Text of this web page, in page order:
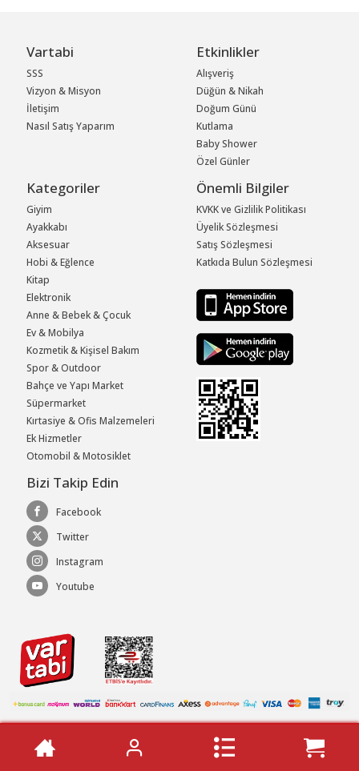
Vartabi
SSS
Vizyon & Misyon
İletişim
Nasıl Satış Yaparım
Etkinlikler
Alışveriş
Düğün & Nikah
Doğum Günü
Kutlama
Baby Shower
Özel Günler
Kategoriler
Giyim
Ayakkabı
Aksesuar
Hobi & Eğlence
Kitap
Elektronik
Anne & Bebek & Çocuk
Ev & Mobilya
Kozmetik & Kişisel Bakım
Spor & Outdoor
Bahçe ve Yapı Market
Süpermarket
Kırtasiye & Ofis Malzemeleri
Ek Hizmetler
Otomobil & Motosiklet
Önemli Bilgiler
KVKK ve Gizlilik Politikası
Üyelik Sözleşmesi
Satış Sözleşmesi
Katkıda Bulun Sözleşmesi
Bizi Takip Edin
Facebook
Twitter
Instagram
Youtube